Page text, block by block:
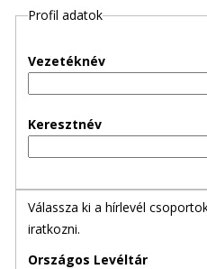
eProfil adatok
Vezetéknév
Keresztnév
Válassza ki a hírlevél
iratkozni.
Országos Levéltár